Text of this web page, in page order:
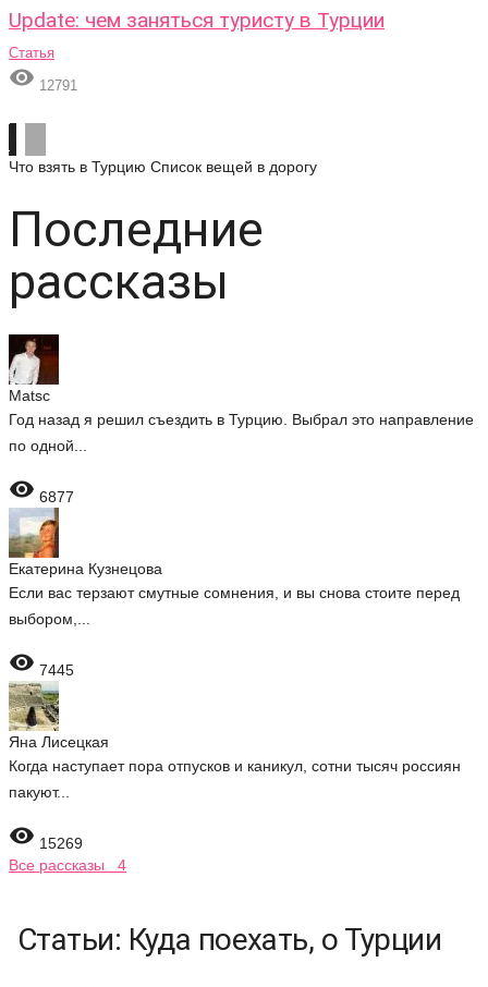
Update: чем заняться туристу в Турции
Статья
 12791
Что взять в Турцию Список вещей в дорогу
Последние
рассказы
Matsc
Год назад я решил съездить в Турцию. Выбрал это направление
по одной...
 6877
Екатерина Кузнецова
Если вас терзают смутные сомнения, и вы снова стоите перед
выбором,...
 7445
Яна Лисецкая
Когда наступает пора отпусков и каникул, сотни тысяч россиян
пакуют...
 15269
Все рассказы 4
Статьи: Куда поехать, о Турции